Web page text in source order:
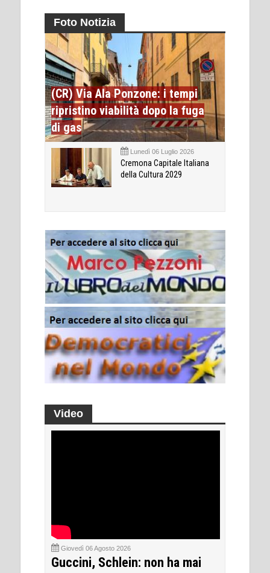
Foto Notizia
(CR) Via Ala Ponzone: i tempi
ripristino viabilità dopo la fuga
di gas
Lunedì 06 Luglio 2026
Cremona Capitale Italiana
della Cultura 2029
Video
Giovedì 06 Agosto 2026
Guccini, Schlein: non ha mai